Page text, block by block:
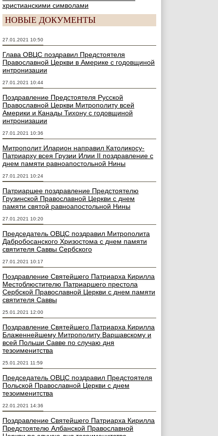
христианскими символами
НОВЫЕ ДОКУМЕНТЫ
27.01.2021 10:50
Глава ОВЦС поздравил Предстоятеля
Православной Церкви в Америке с годовщиной
интронизации
27.01.2021 10:44
Поздравление Предстоятеля Русской
Православной Церкви Митрополиту всей
Америки и Канады Тихону с годовщиной
интронизации
27.01.2021 10:36
Митрополит Иларион направил Католикосу-
Патриарху всея Грузии Илии II поздравление с
днем памяти равноапостольной Нины
27.01.2021 10:24
Патриаршее поздравление Предстоятелю
Грузинской Православной Церкви с днем
памяти святой равноапостольной Нины
27.01.2021 10:20
Председатель ОВЦС поздравил Митрополита
Дабробосанского Хризостома с днем памяти
святителя Саввы Сербского
27.01.2021 10:17
Поздравление Святейшего Патриарха Кирилла
Местоблюстителю Патриаршего престола
Сербской Православной Церкви с днем памяти
святителя Саввы
25.01.2021 12:00
Поздравление Святейшего Патриарха Кирилла
Блаженнейшему Митрополиту Варшавскому и
всей Польши Савве по случаю дня
тезоименитства
25.01.2021 11:59
Председатель ОВЦС поздравил Предстоятеля
Польской Православной Церкви с днем
тезоименитства
22.01.2021 14:36
Поздравление Святейшего Патриарха Кирилла
Предстоятелю Албанской Православной